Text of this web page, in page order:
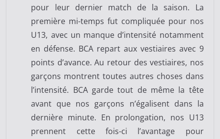
pour leur dernier match de la saison. La
première mi-temps fut compliquée pour nos
U13, avec un manque d’intensité notamment
en défense. BCA repart aux vestiaires avec 9
points d’avance. Au retour des vestiaires, nos
garçons montrent toutes autres choses dans
l’intensité. BCA garde tout de même la tête
avant que nos garçons n’égalisent dans la
dernière minute. En prolongation, nos U13
prennent cette fois-ci l’avantage pour